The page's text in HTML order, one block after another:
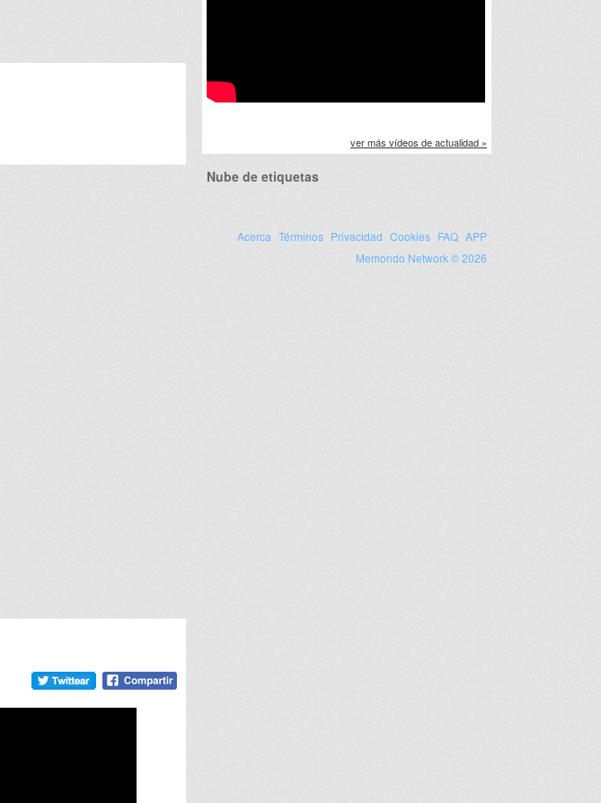
ver más vídeos de actualidad »
Nube de etiquetas
Acerca Términos Privacidad Cookies FAQ APP
Memondo Network © 2026